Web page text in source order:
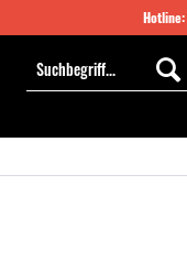
Hotline: